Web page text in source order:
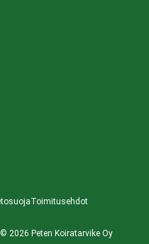
2026 Peten Koiratarvike Oy
Toimitusehdot